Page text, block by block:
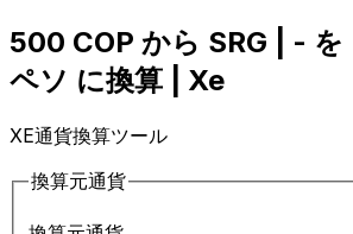
500 COP から SRG | - を
ペソ に換算 | Xe
XE通貨換算ツール
換算元通貨